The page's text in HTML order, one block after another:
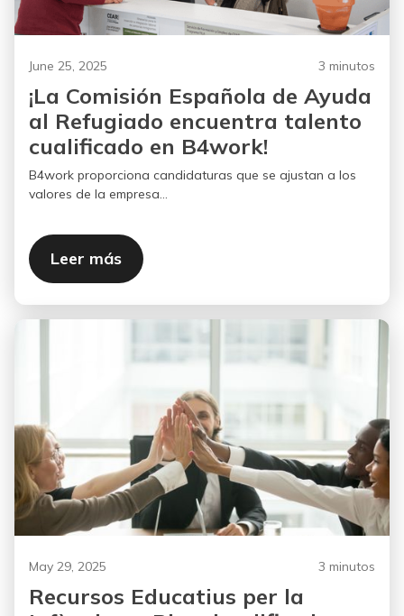
June 25, 2025 3 minutos
¡La Comisión Española de Ayuda
al Refugiado encuentra talento
cualificado en B4work!
B4work proporciona candidaturas que se ajustan a los
valores de la empresa...
Leer más
May 29, 2025 3 minutos
Recursos Educatius per la